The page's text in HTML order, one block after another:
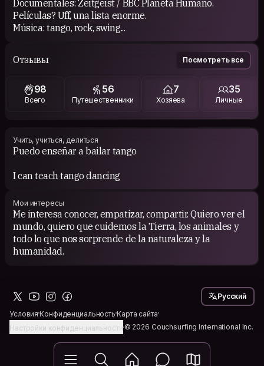
Documentales: Zeitgeist / BBC Planeta Humano.
Películas? Uff, una lista enorme.
Música: tango, rock, swing...
Отзывы Посмотреть все
98
Всего
56
Путешественники
7
Хозяева
35
Личные
Учить, учиться, делиться
Puedo enseñar a bailar tango
I can teach tango dancing
Мои интересы
Me interesa conocer, empatizar, compartir. Quiero ver el
mundo, quiero que cuidemos la Tierra, los animales y
todo lo que nos sorprende de la naturaleza y la
humanidad.
УсловияКонфиденциальностьКарта сайта
Настройки конфиденциальности© 2026 Couchsurfing International Inc.
Русский